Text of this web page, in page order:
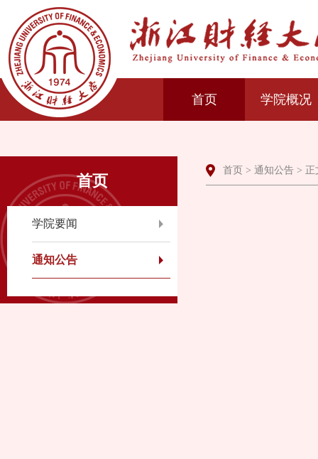
首页 学院概况
首页
学院要闻
通知公告
首页 > 通知公告 > 正